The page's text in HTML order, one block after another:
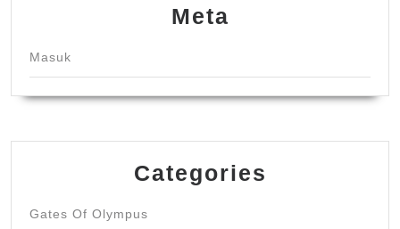
Meta
Masuk
Categories
Gates Of Olympus